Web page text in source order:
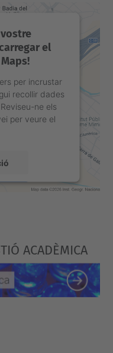
el
per incrustar
recollir dades
ne els
per veure el
ACADÈMICA